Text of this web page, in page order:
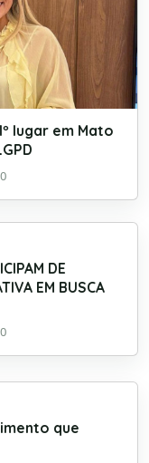
lugar em Mato
DE
EM BUSCA
que